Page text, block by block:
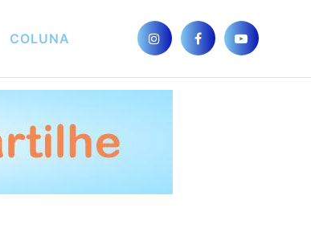
COLUNA